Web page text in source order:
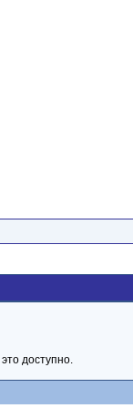
доступно.